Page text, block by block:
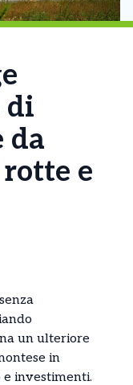
di
da
e
un ulteriore
in
investimenti.